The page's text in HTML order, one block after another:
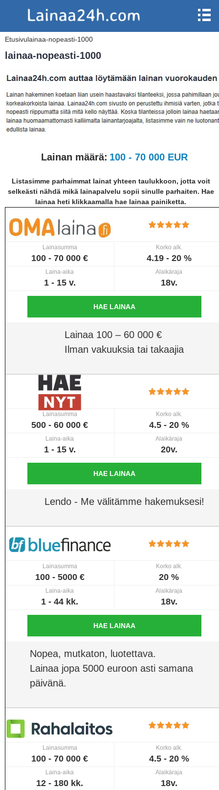
Etusivulainaa-nopeasti-1000
lainaa-nopeasti-1000
Lainan määrä: 100 - 70 000 EUR
Listasimme parhaimmat lainat yhteen taulukkoon, jotta voit
selkeästi nähdä mikä lainapalvelu sopii sinulle parhaiten. Hae
lainaa heti klikkaamalla hae lainaa painiketta.
Lainasumma
100 - 70 000 €
Korko alk.
4.19 - 20 %
Laina-aika
1 - 15 v.
Alaikäraja
18v.
HAE LAINAA
Lainaa 100 – 60 000 €
Ilman vakuuksia tai takaajia
Lainasumma
500 - 60 000 €
Korko alk.
4.5 - 20 %
Laina-aika
1 - 15 v.
Alaikäraja
20v.
HAE LAINAA
Lendo - Me välitämme hakemuksesi!
Lainasumma
100 - 5000 €
Korko alk.
20 %
Laina-aika
1 - 44 kk.
Alaikäraja
18v.
HAE LAINAA
Nopea, mutkaton, luotettava.
Lainaa jopa 5000 euroon asti samana
päivänä.
Lainasumma
100 - 70 000 €
Korko alk.
4.5 - 20 %
Laina-aika
12 - 180 kk.
Alaikäraja
18v.